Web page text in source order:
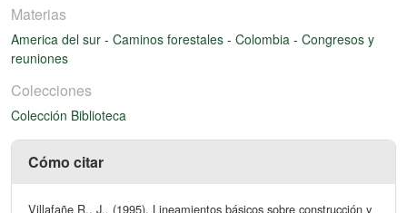
Materias
America del sur - Caminos forestales - Colombia - Congresos y
reuniones
Colecciones
Colección Biblioteca
Cómo citar
Villafañe R., J.. (1995). Lineamientos básicos sobre construcción y